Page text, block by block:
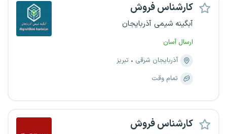
کارشناس فروش
آبگینه شیمی آذربایجان
ارسال آسان
آذربایجان شرقی
تبریز
تمام وقت
کارشناس فروش